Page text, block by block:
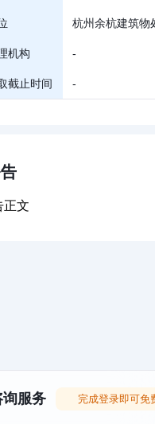
杭州余杭建筑物
机构 -
截止时间 -
正文
服务 完成登录即可免